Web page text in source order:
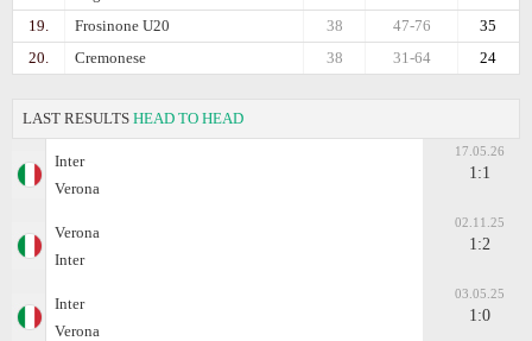
19.
Frosinone U20 35
47-76
38
20.
Cremonese 24
31-64
38
LAST RESULTS HEAD TO HEAD
Inter
Verona
17.05.26
1:1
Verona
Inter
02.11.25
1:2
Inter
Verona
03.05.25
1:0